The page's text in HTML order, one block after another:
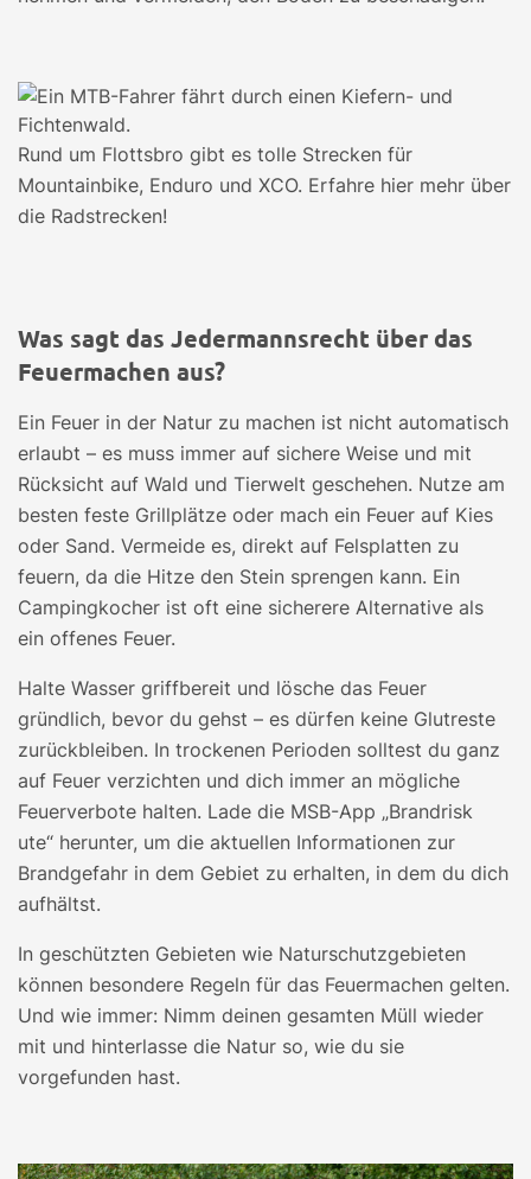
Rund um Flottsbro gibt es tolle Strecken für
Mountainbike, Enduro und XCO. Erfahre hier mehr über
die Radstrecken!
Was sagt das Jedermannsrecht über das
Feuermachen aus?
Ein Feuer in der Natur zu machen ist nicht automatisch
erlaubt – es muss immer auf sichere Weise und mit
Rücksicht auf Wald und Tierwelt geschehen. Nutze am
besten feste Grillplätze oder mach ein Feuer auf Kies
oder Sand. Vermeide es, direkt auf Felsplatten zu
feuern, da die Hitze den Stein sprengen kann. Ein
Campingkocher ist oft eine sicherere Alternative als
ein offenes Feuer.
Halte Wasser griffbereit und lösche das Feuer
gründlich, bevor du gehst – es dürfen keine Glutreste
zurückbleiben. In trockenen Perioden solltest du ganz
auf Feuer verzichten und dich immer an mögliche
Feuerverbote halten. Lade die MSB-App „Brandrisk
ute“ herunter, um die aktuellen Informationen zur
Brandgefahr in dem Gebiet zu erhalten, in dem du dich
aufhältst.
In geschützten Gebieten wie Naturschutzgebieten
können besondere Regeln für das Feuermachen gelten.
Und wie immer: Nimm deinen gesamten Müll wieder
mit und hinterlasse die Natur so, wie du sie
vorgefunden hast.